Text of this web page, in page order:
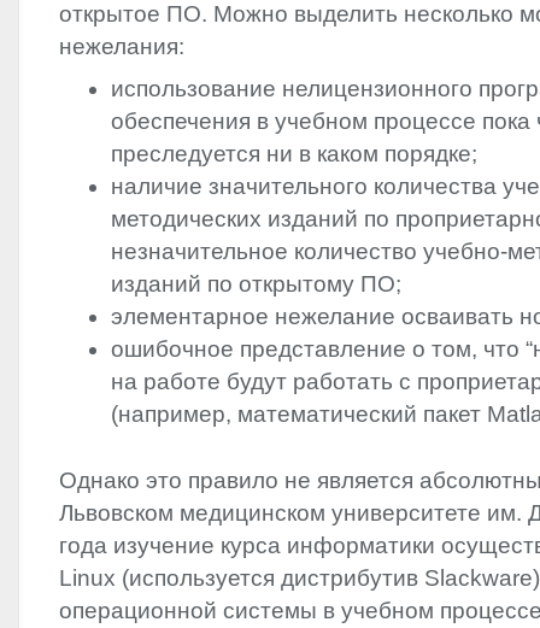
открытое ПО.‭ ‬Можно выделить несколько
‬нежелания:
использование нелицензионного
обеспечения в учебном процессе пока
преследуется ни в каком порядке‭;
методических изданий по
‬незначительное количество учебно-
изданий по открытому ПО‭;
элементарное нежелание осваивать
ошибочное представление о том,‭ ‬что‭
на работе будут работать с‭
(‬например,‭ ‬математический пакет
Однако это правило не является
Львовском медицинском университете им.‭
‬года изучение курса‭ ‬информатики
Linux‭ (‬используется дистрибутив
операционной системы в учебном